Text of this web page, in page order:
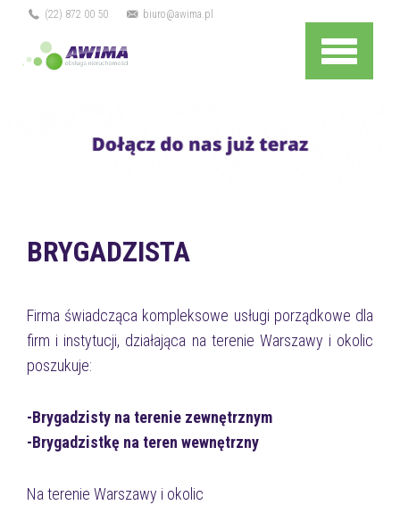
(22) 872 00 50 biuro@awima.pl
Menu
BRYGADZISTA
Firma świadcząca kompleksowe usługi porządkowe dla
firm i instytucji, działająca na terenie Warszawy i okolic
poszukuje:
-Brygadzisty na terenie zewnętrznym
-Brygadzistkę na teren wewnętrzny
Na terenie Warszawy i okolic